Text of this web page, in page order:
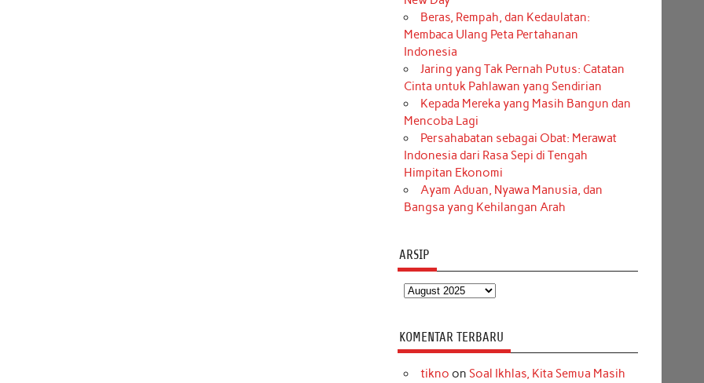
Beras, Rempah, dan Kedaulatan:
Membaca Ulang Peta Pertahanan
Indonesia
Jaring yang Tak Pernah Putus: Catatan
Cinta untuk Pahlawan yang Sendirian
Kepada Mereka yang Masih Bangun dan
Mencoba Lagi
Persahabatan sebagai Obat: Merawat
Indonesia dari Rasa Sepi di Tengah
Himpitan Ekonomi
Ayam Aduan, Nyawa Manusia, dan
Bangsa yang Kehilangan Arah
ARSIP
Arsip
KOMENTAR TERBARU
tikno on Soal Ikhlas, Kita Semua Masih